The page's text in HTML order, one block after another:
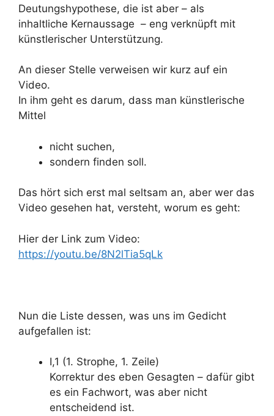
Deutungshypothese, die ist aber – als
inhaltliche Kernaussage – eng verknüpft mit
künstlerischer Unterstützung.
An dieser Stelle verweisen wir kurz auf ein
Video.
In ihm geht es darum, dass man künstlerische
Mittel
nicht suchen,
sondern finden soll.
Das hört sich erst mal seltsam an, aber wer das
Video gesehen hat, versteht, worum es geht:
Hier der Link zum Video:
https://youtu.be/8N2lTia5qLk
Nun die Liste dessen, was uns im Gedicht
aufgefallen ist:
I,1 (1. Strophe, 1. Zeile)
Korrektur des eben Gesagten – dafür gibt
es ein Fachwort, was aber nicht
entscheidend ist.